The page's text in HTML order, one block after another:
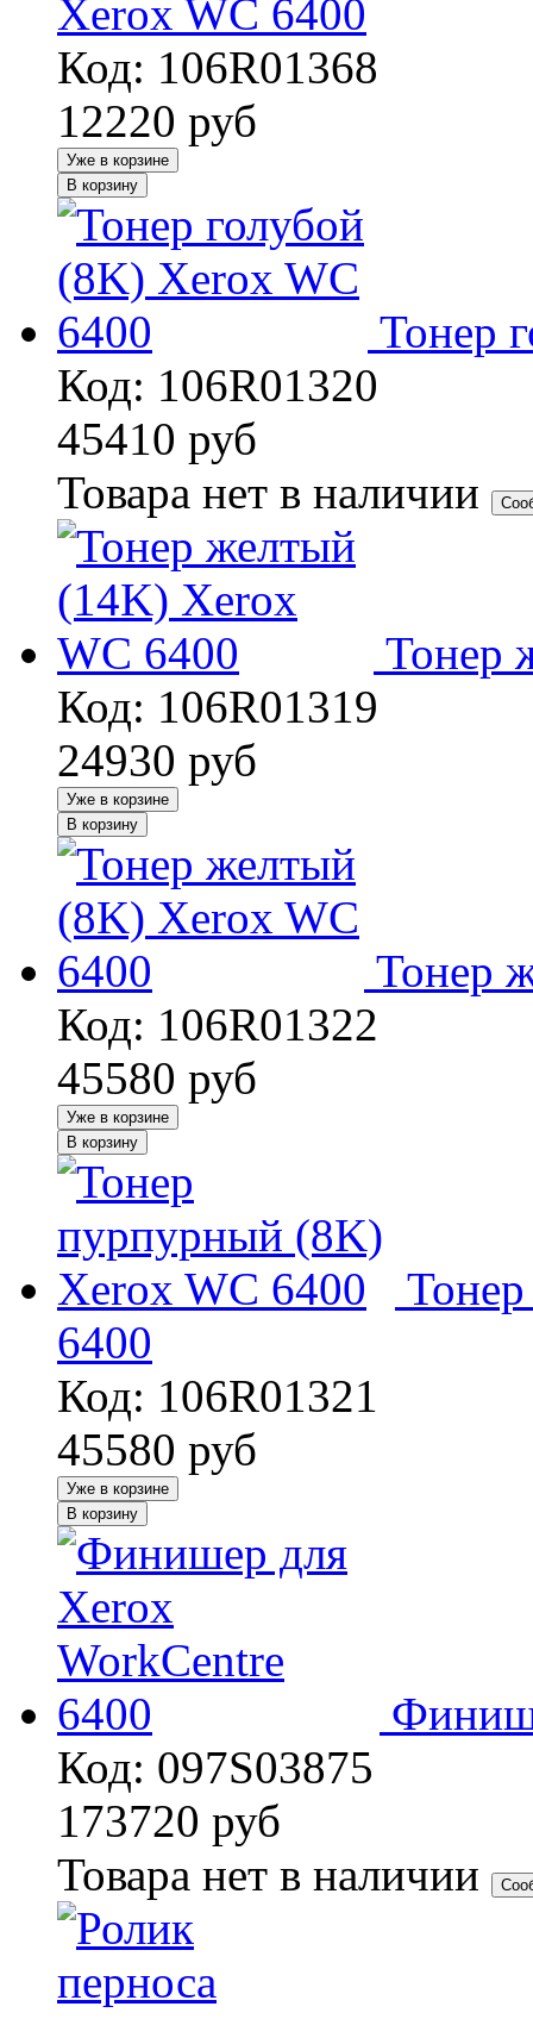
Xerox WC 6400
Код: 106R01368
12220 руб
Уже в корзине
В корзину
Тонер
Код: 106R01320
45410 руб
Товара нет в наличии
Тонер
Код: 106R01319
24930 руб
Уже в корзине
В корзину
Тонер
Код: 106R01322
45580 руб
Уже в корзине
В корзину
6400
Код: 106R01321
45580 руб
Уже в корзине
В корзину
Код: 097S03875
173720 руб
Товара нет в наличии